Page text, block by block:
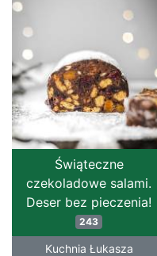
Świąteczne
czekoladowe salami.
Deser bez pieczenia!
243
Kuchnia Łukasza